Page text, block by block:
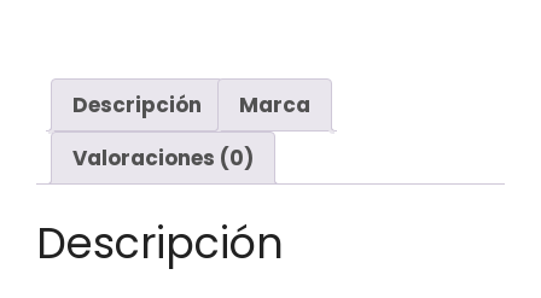
Descripción
Marca
Valoraciones (0)
Descripción